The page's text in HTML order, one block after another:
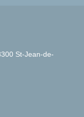
St-Jean-de-